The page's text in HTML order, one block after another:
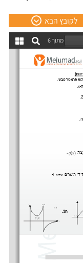
לקובץ הבא